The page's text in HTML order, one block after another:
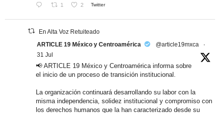
1 2 Twitter
En Alta Voz Retuiteado
ARTICLE 19 México y Centroamérica
@article19mxca
·
31 Jul
📢 ARTICLE 19 México y Centroamérica informa sobre
el inicio de un proceso de transición institucional.
La organización continuará desarrollando su labor con la
misma independencia, solidez institucional y compromiso con
los derechos humanos que la han caracterizado desde su